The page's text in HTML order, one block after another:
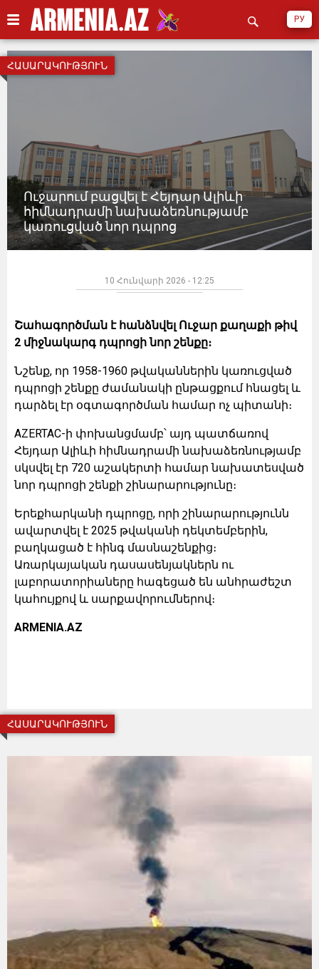
РУ
Ուջարում բացվել է Հեյդար Ալիևի
հիմնադրամի նախաձեռնությամբ
կառուցված նոր դպրոց
ՀԱՍԱՐԱԿՈՒԹՅՈՒՆ
10 Հունվարի 2026 - 12:25
Շահագործման է հանձնվել Ուջար քաղաքի թիվ
2 միջնակարգ դպրոցի նոր շենքը։
Նշենք, որ 1958-1960 թվականներին կառուցված
դպրոցի շենքը ժամանակի ընթացքում հնացել և
դարձել էր օգտագործման համար ոչ պիտանի։
AZERTAC-ի փոխանցմամբ՝ այդ պատճառով
Հեյդար Ալիևի հիմնադրամի նախաձեռնությամբ
սկսվել էր 720 աշակերտի համար նախատեսված
նոր դպրոցի շենքի շինարարությունը։
Երեքհարկանի դպրոցը, որի շինարարությունն
ավարտվել է 2025 թվականի դեկտեմբերին,
բաղկացած է հինգ մասնաշենքից։
Առարկայական դասասենյակներն ու
լաբորատորիաները հագեցած են անհրաժեշտ
կահույքով և սարքավորումներով։
ARMENIA.AZ
ՀԱՍԱՐԱԿՈՒԹՅՈՒՆ